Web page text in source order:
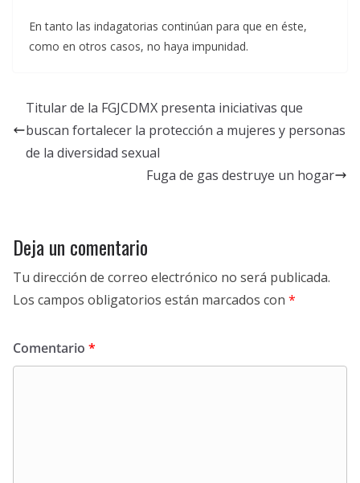
En tanto las indagatorias continúan para que en éste,
como en otros casos, no haya impunidad.
Titular de la FGJCDMX presenta iniciativas que
buscan fortalecer la protección a mujeres y personas
de la diversidad sexual
Fuga de gas destruye un hogar
Deja un comentario
Tu dirección de correo electrónico no será publicada.
Los campos obligatorios están marcados con *
Comentario *